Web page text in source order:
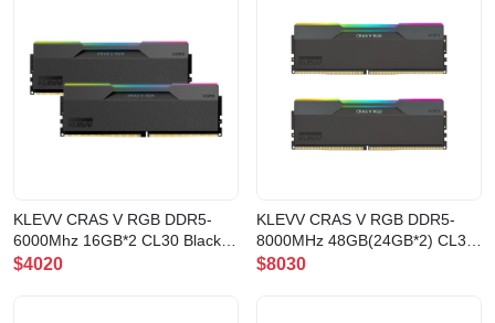
KLEVV CRAS V RGB DDR5-
6000Mhz 16GB*2 CL30 Black
記憶體(CV16X2-KD5AGUA80-
$4020
KLEVV CRAS V RGB DDR5-
8000MHz 48GB(24GB*2) CL38
曜石黑(KD5KGUD80-80D380G)
$8030